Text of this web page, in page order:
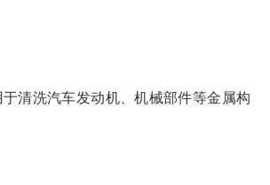
清洗汽车发动机、机械部件等金属构